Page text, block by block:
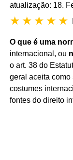
atualização: 18.
O que é uma
internacional, ou
o art. 38 do
geral aceita como
costumes
fontes do direito